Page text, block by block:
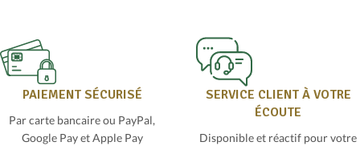
PAIEMENT SÉCURISÉ
Par carte bancaire ou PayPal,
Google Pay et Apple Pay
SERVICE CLIENT À VOTRE
ÉCOUTE
Disponible et réactif pour votre